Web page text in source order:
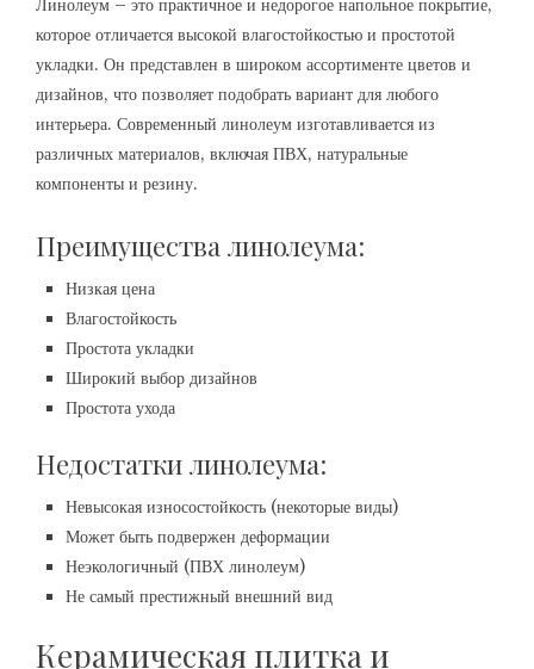
Линолеум – это практичное и недорогое напольное покрытие,
которое отличается высокой влагостойкостью и простотой
укладки. Он представлен в широком ассортименте цветов и
дизайнов, что позволяет подобрать вариант для любого
интерьера. Современный линолеум изготавливается из
различных материалов, включая ПВХ, натуральные
компоненты и резину.
Преимущества линолеума:
Низкая цена
Влагостойкость
Простота укладки
Широкий выбор дизайнов
Простота ухода
Недостатки линолеума:
Невысокая износостойкость (некоторые виды)
Может быть подвержен деформации
Неэкологичный (ПВХ линолеум)
Не самый престижный внешний вид
Керамическая плитка и